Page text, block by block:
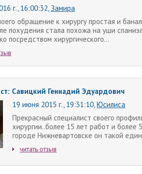
г., 16:00:32 Замира
обращение к хирургу простая и
похудения стала похожа на уши
посредством хирургического...
Савицкий Геннадий Эдуардович
19 июня 2015 г., 19:31:10 Юсилиса
Прекрасный специалист своего
хирургии..более 15 лет работ и
городе Нижневартовске он такой
читать отзыв